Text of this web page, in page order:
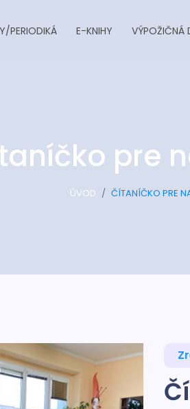
PERIODIKÁ E-KNIHY VÝPOŽIČNÁ
pre
ÚVOD ČÍTANÍČKO PRE